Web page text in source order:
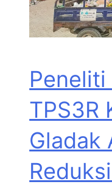
TPS3R
Gladak